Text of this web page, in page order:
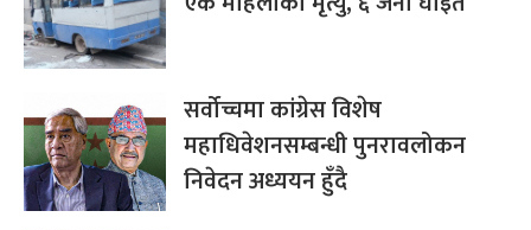
सर्वोच्चमा कांग्रेस विशेष
महाधिवेशनसम्बन्धी पुनरावलोकन
निवेदन अध्ययन हुँदै